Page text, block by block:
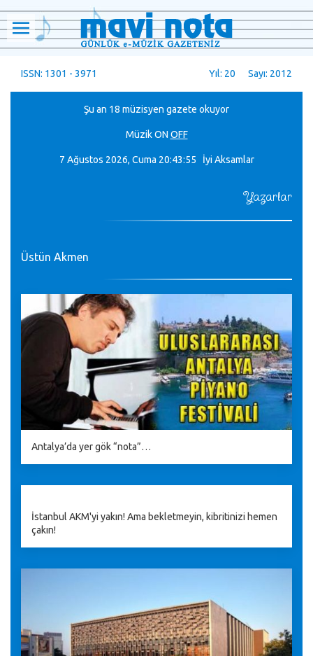
ISSN: 1301 - 3971 Yıl: 20 Sayı: 2012
Şu an 18 müzisyen gazete okuyor
MüzikON OFF
7 Ağustos 2026, Cuma 20:43:56 İyi Aksamlar
Yazarlar
Üstün Akmen
Antalya’da yer gök “nota”…
İstanbul AKM'yi yakın! Ama bekletmeyin, kibritinizi hemen
çakın!